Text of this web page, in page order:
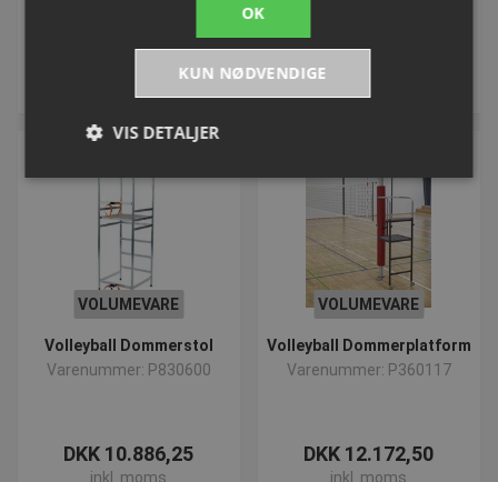
VOLUMEVARE
Volleyball Dommerstol
Varenummer: P830600
DKK 10.886,25
inkl. moms
VOLUMEVARE
Volleyball Dommerplatform
Varenummer: P360117
DKK 12.172,50
inkl. moms
OK
KUN NØDVENDIGE
VIS DETALJER
Absolut nødvendige
Målretning
Funktionalitet
Uklassificerede
Absolut nødvendige cookies muliggør
hjemmesidens grundlæggende funktionalitet såsom
kan ikke bruges korrekt uden de absolut
nødvendige cookies.
VISITOR_PRIVACY_METADATA
YouTube